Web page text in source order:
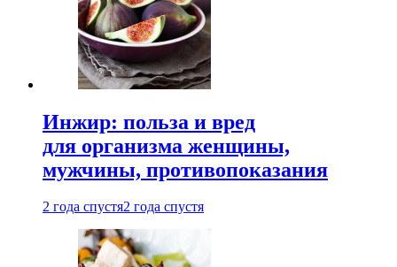
Инжир: польза и вред
для организма женщины,
мужчины, противопоказания
2 года спустя2 года спустя